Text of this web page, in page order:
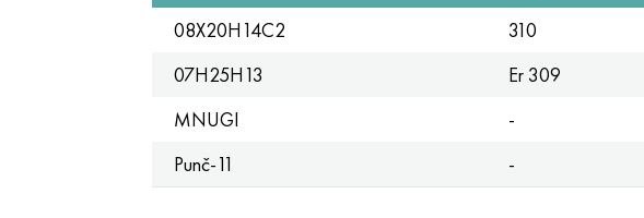
08Х20Н14С2
310
07H25Н13
Er 309
MNUGI
-
Punč-11
-